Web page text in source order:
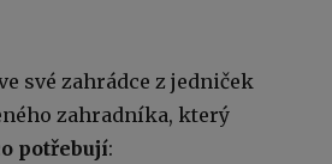
své zahrádce z jedniček
zahradníka, který
potřebují: